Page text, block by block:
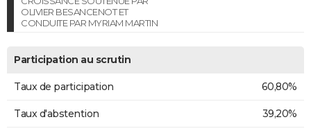
OLIVIER BESANCENOT ET
CONDUITE PAR MYRIAM MARTIN
Participation au scrutin
Taux de participation 60,80%
Taux d'abstention 39,20%